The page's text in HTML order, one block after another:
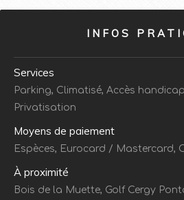
INFOS
Services
Parking, Climatisé, Accès
Privatisation
Moyens de paiement
Espèces, Eurocard / Mastercard,
À proximité
Bois de la Muette, Golf Cergy